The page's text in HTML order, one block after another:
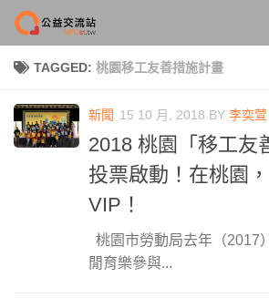
Skip to content
TAGGED: 桃園移工友善措施計畫
新聞 15 10 月, 2018 BY 李奕萱
2018 桃園「移工友
投票啟動！在桃園
VIP！
桃園市勞動局去年（2017
閒育樂參與...